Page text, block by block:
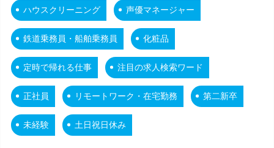
ハウスクリーニング 声優マネージャー
鉄道乗務員・船舶乗務員 化粧品
定時で帰れる仕事 注目の求人検索ワード
正社員 リモートワーク・在宅勤務 第二新卒
未経験 土日祝日休み